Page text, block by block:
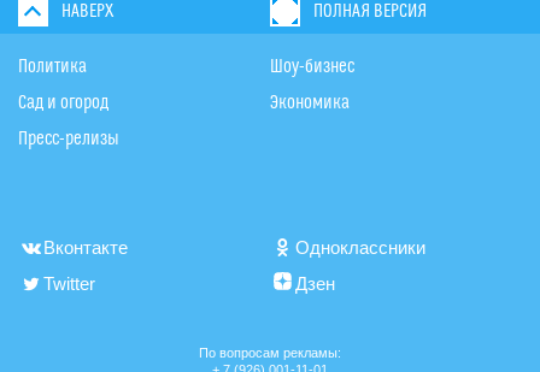
НАВЕРХ ПОЛНАЯ ВЕРСИЯ
Политика
Сад и огород
Пресс-релизы
Шоу-бизнес
Экономика
Вконтакте
Одноклассники
Twitter
Дзен
По вопросам рекламы: